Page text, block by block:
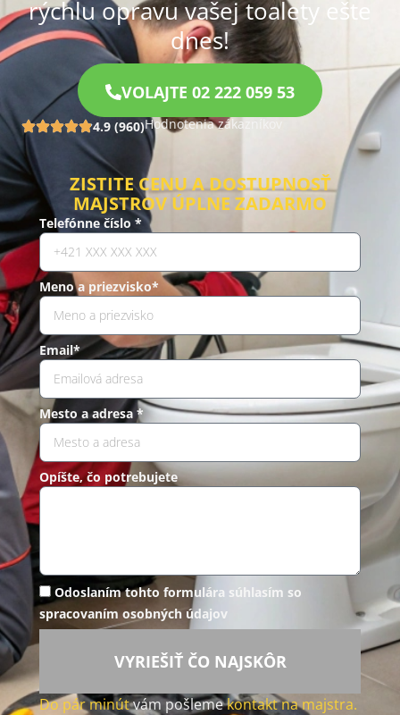
rýchlu opravu vašej toalety ešte
dnes!
VOLAJTE 02 222 059 53
4.9 (960)Hodnotenia zákazníkov
ZISTITE CENU A DOSTUPNOSŤ
MAJSTROV ÚPLNE ZADARMO
Telefónne číslo *
Meno a priezvisko*
Email*
Mesto a adresa *
Opíšte, čo potrebujete
Odoslaním tohto formulára súhlasím so
spracovaním osobných údajov
VYRIEŠIŤ ČO NAJSKÔR
Do pár minútvám pošlemekontakt na majstra.